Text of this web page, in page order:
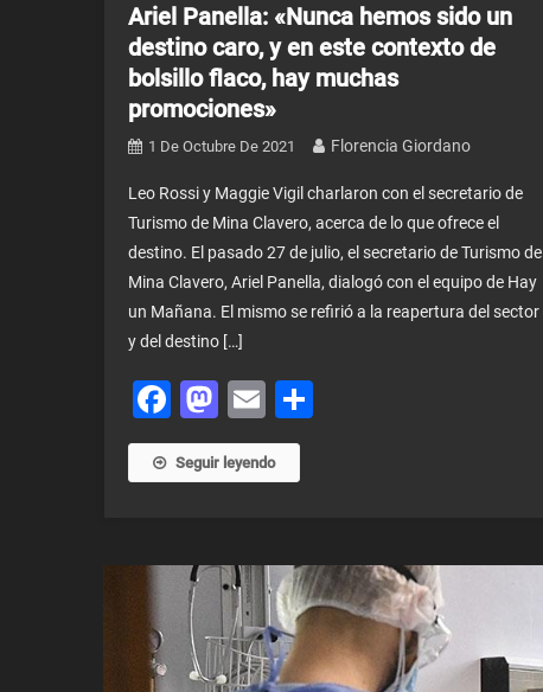
Ariel Panella: «Nunca hemos sido un
destino caro, y en este contexto de
bolsillo flaco, hay muchas
promociones»
1 De Octubre De 2021 Florencia Giordano
Leo Rossi y Maggie Vigil charlaron con el secretario de
Turismo de Mina Clavero, acerca de lo que ofrece el
destino. El pasado 27 de julio, el secretario de Turismo de
Mina Clavero, Ariel Panella, dialogó con el equipo de Hay
un Mañana. El mismo se refirió a la reapertura del sector
y del destino […]
Facebook
Mastodon
EmailShare
Seguir leyendo